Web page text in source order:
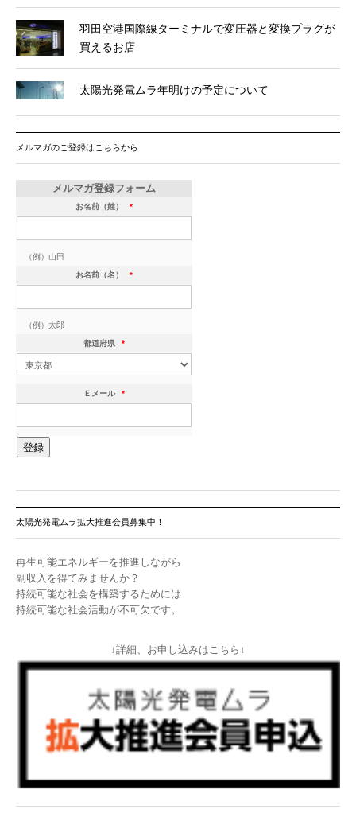
羽田空港国際線ターミナルで変圧器と変換プラグが
買えるお店
太陽光発電ムラ年明けの予定について
メルマガのご登録はこちらから
メルマガ登録フォーム
お名前（姓） *
（例）山田
お名前（名） *
（例）太郎
都道府県 *
Ｅメール *
太陽光発電ムラ拡大推進会員募集中！
再生可能エネルギーを推進しながら
副収入を得てみませんか？
持続可能な社会を構築するためには
持続可能な社会活動が不可欠です。
↓詳細、お申し込みはこちら↓